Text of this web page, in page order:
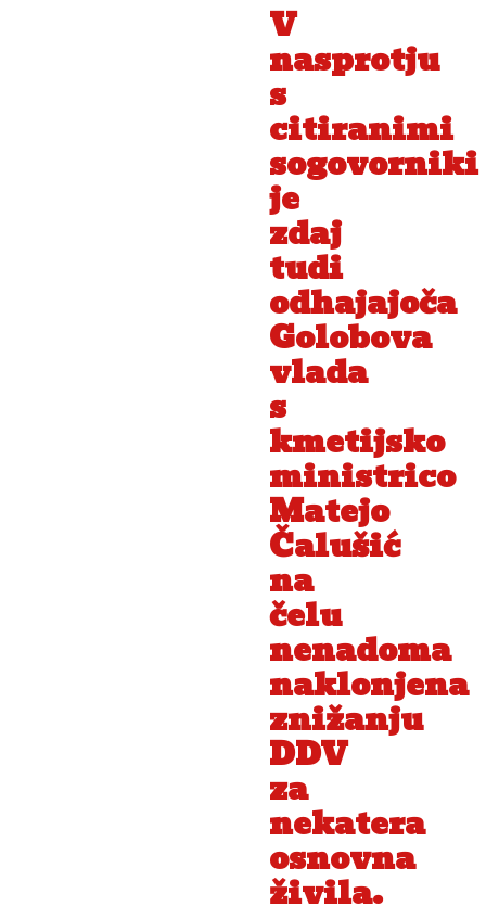
V
nasprotju
s
citiranimi
sogovorniki
je
zdaj
tudi
odhajajoča
Golobova
vlada
s
kmetijsko
ministrico
Matejo
Čalušić
na
čelu
nenadoma
naklonjena
znižanju
DDV
za
nekatera
osnovna
živila.